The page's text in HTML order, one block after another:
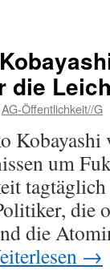
AG-Öffentlichkeit//G
um
die
die
→